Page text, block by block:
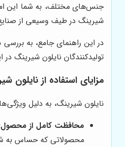
جنس‌های مختلف، به شما این
شیرینگ در طیف وسیعی از صنایع
در این راهنمای جامع، به
تولیدکنندگان نایلون شیرینگ
مزایای استفاده از نایلون
نایلون شیرینگ، به دلیل
محافظت کامل از
محصولاتی که حساس به